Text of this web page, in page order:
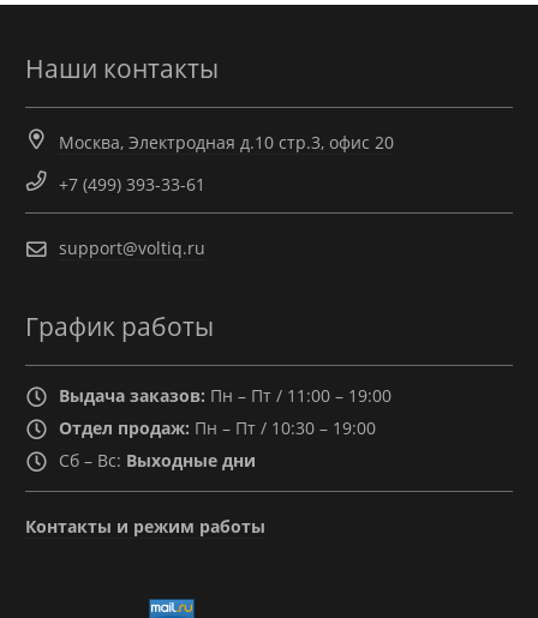
Наши контакты
Москва, Электродная д.10 стр.3, офис 20
+7 (499) 393-33-61
support@voltiq.ru
График работы
Выдача заказов: Пн – Пт / 11:00 – 19:00
Отдел продаж: Пн – Пт / 10:30 – 19:00
Сб – Вс: Выходные дни
Контакты и режим работы